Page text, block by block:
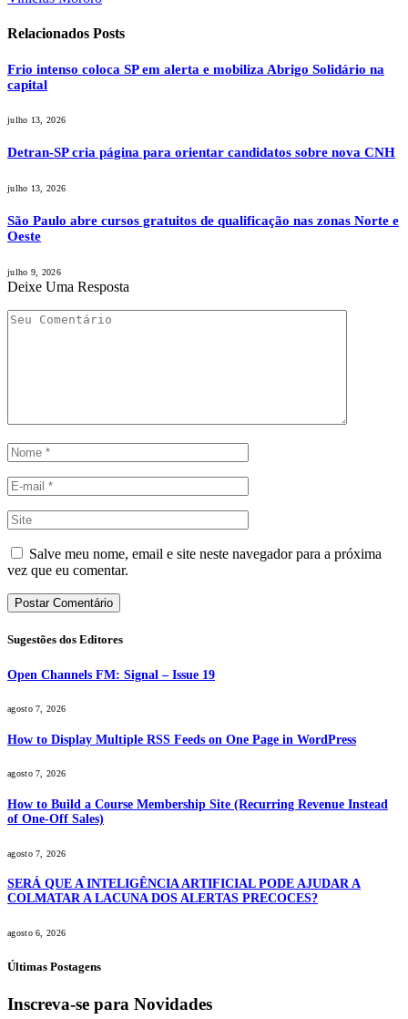
Relacionados Posts
Frio intenso coloca SP em alerta e mobiliza Abrigo Solidário na
capital
julho 13, 2026
Detran-SP cria página para orientar candidatos sobre nova CNH
julho 13, 2026
São Paulo abre cursos gratuitos de qualificação nas zonas Norte e
Oeste
julho 9, 2026
Deixe Uma Resposta
Salve meu nome, email e site neste navegador para a próxima
vez que eu comentar.
Sugestões dos Editores
Open Channels FM: Signal – Issue 19
agosto 7, 2026
How to Display Multiple RSS Feeds on One Page in WordPress
agosto 7, 2026
How to Build a Course Membership Site (Recurring Revenue Instead
of One-Off Sales)
agosto 7, 2026
SERÁ QUE A INTELIGÊNCIA ARTIFICIAL PODE AJUDAR A
COLMATAR A LACUNA DOS ALERTAS PRECOCES?
agosto 6, 2026
Últimas Postagens
Inscreva-se para Novidades